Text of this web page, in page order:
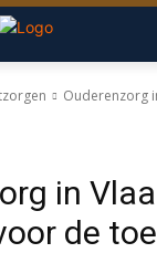
Ouderenzorg
in
de